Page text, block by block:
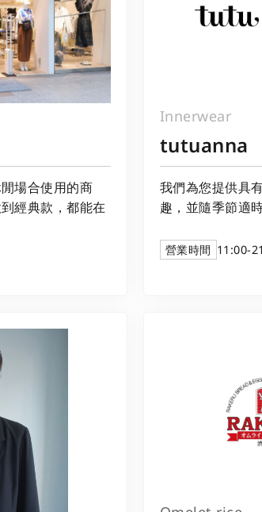
場合使用的商
經典款，都能在
Innerwear
tutuanna
我們為您提供具
趣，並隨季節適時
營業時間 11:00-